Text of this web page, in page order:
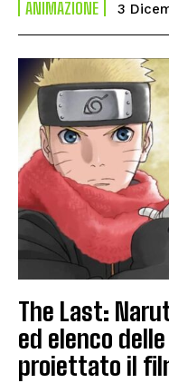
ANIMAZIONE 3
The Last:
ed elenco
proiettato il